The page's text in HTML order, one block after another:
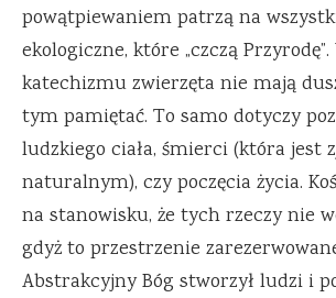
powątpiewaniem patrzą na
ekologiczne, które „czczą Przyrodę”.
katechizmu zwierzęta nie mają
tym pamiętać. To samo dotyczy
ludzkiego ciała, śmierci (która jest
naturalnym), czy poczęcia życia.
na stanowisku, że tych rzeczy nie
gdyż to przestrzenie
Abstrakcyjny Bóg stworzył ludzi i